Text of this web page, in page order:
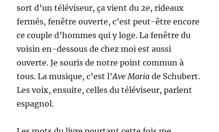
sort d’un téléviseur, ça vient du 2e, rideaux
fermés, fenêtre ouverte, c’est peut-être encore
ce couple d’hommes qui y loge. La fenêtre du
voisin en-dessous de chez moi est aussi
ouverte. Je souris de notre point commun à
tous. La musique, c’est l’Ave Maria de Schubert.
Les voix, ensuite, celles du téléviseur, parlent
espagnol.